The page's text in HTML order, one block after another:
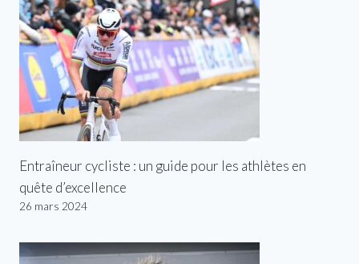
Entraîneur cycliste : un guide pour les athlètes en
quête d’excellence
26 mars 2024